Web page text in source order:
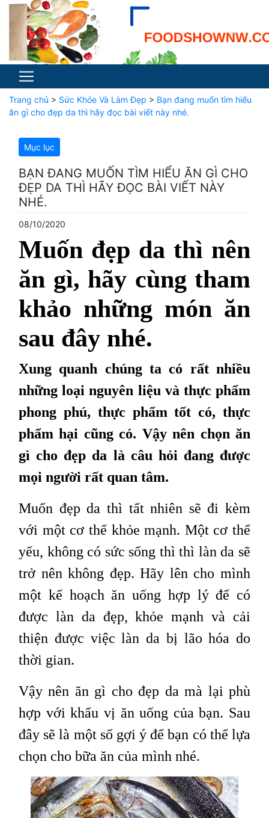
Trang chủ > Sức Khỏe Và Làm Đẹp > Bạn đang muốn tìm hiểu
ăn gì cho đẹp da thì hãy đọc bài viết này nhé.
Mục lục
BẠN ĐANG MUỐN TÌM HIỂU ĂN GÌ CHO
ĐẸP DA THÌ HÃY ĐỌC BÀI VIẾT NÀY
NHÉ.
08/10/2020
Muốn đẹp da thì nên
ăn gì, hãy cùng tham
khảo những món ăn
sau đây nhé.
Xung quanh chúng ta có rất nhiều
những loại nguyên liệu và thực phẩm
phong phú, thực phẩm tốt có, thực
phẩm hại cũng có. Vậy nên chọn ăn
gì cho đẹp da là câu hỏi đang được
mọi người rất quan tâm.
Muốn đẹp da thì tất nhiên sẽ đi kèm
với một cơ thể khỏe mạnh. Một cơ thể
yếu, không có sức sống thì thì làn da sẽ
trở nên không đẹp. Hãy lên cho mình
một kế hoạch ăn uống hợp lý để có
được làn da đẹp, khỏe mạnh và cải
thiện được việc làn da bị lão hóa do
thời gian.
Vậy nên ăn gì cho đẹp da mà lại phù
hợp với khẩu vị ăn uống của bạn. Sau
đây sẽ là một số gợi ý để bạn có thể lựa
chọn cho bữa ăn của mình nhé.